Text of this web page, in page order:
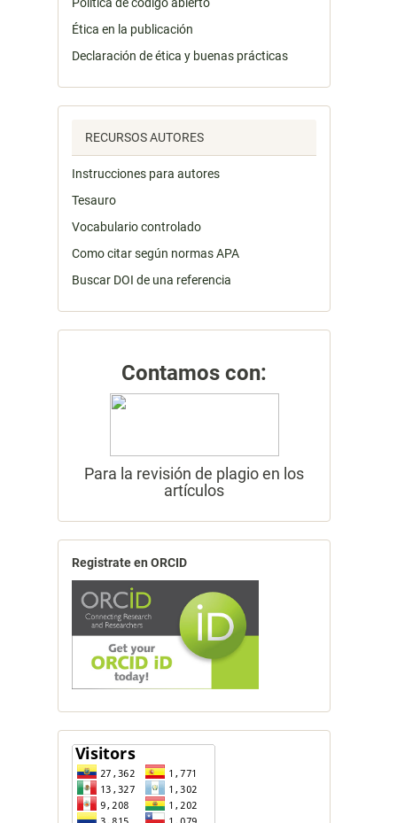
Política de código abierto
Ética en la publicación
Declaración de ética y buenas prácticas
RECURSOS AUTORES
Instrucciones para autores
Tesauro
Vocabulario controlado
Como citar según normas APA
Buscar DOI de una referencia
Contamos con:
Para la revisión de plagio en los
artículos
Registrate en ORCID